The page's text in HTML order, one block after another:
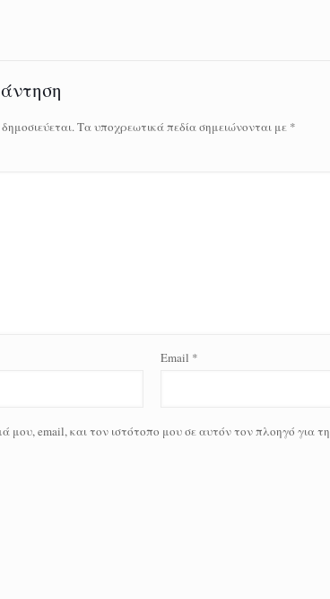
Τα υποχρεωτικά πεδία σημειώνονται με *
Email *
μου, email, και τον ιστότοπο μου σε αυτόν τον πλοηγό για